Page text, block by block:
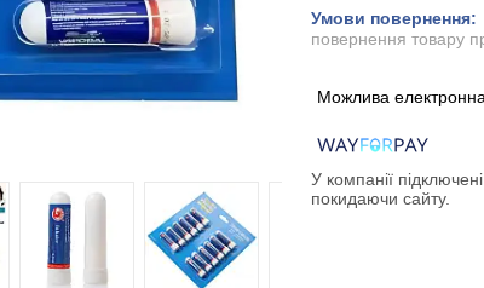
повернення товару
У компанії
покидаючи сайту.